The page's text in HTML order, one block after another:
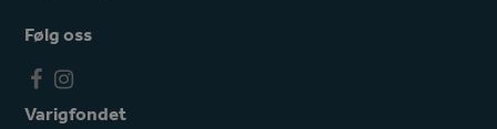
Følg oss
F
a
I
n
Varigfondet